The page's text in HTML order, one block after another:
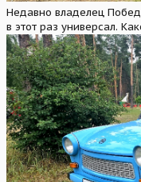
Недавно владелец
в этот раз универсал.